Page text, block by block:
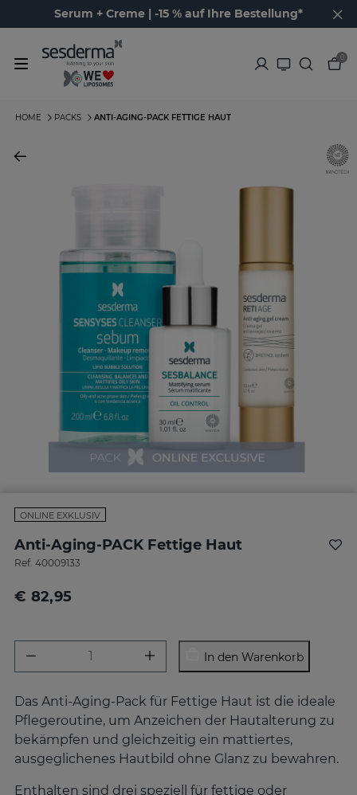
Serum + Creme | -15 % auf Ihre Bestellung*
0
HOME PACKS ANTI-AGING-PACK FETTIGE HAUT
ONLINE EXKLUSIV
Anti-Aging-PACK Fettige Haut
Ref. 40009133
€ 82,95
In den Warenkorb
Das Anti-Aging-Pack für Fettige Haut ist die ideale
Pflegeroutine, um Anzeichen der Hautalterung zu
bekämpfen und gleichzeitig ein mattiertes,
ausgeglichenes Hautbild ohne Glanz zu bewahren.
Enthalten sind drei speziell für fettige oder